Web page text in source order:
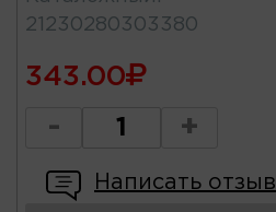
21230280303380
343.00
- +
Написать отзыв